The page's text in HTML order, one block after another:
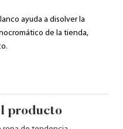
ayuda a disolver la
de la tienda,
producto